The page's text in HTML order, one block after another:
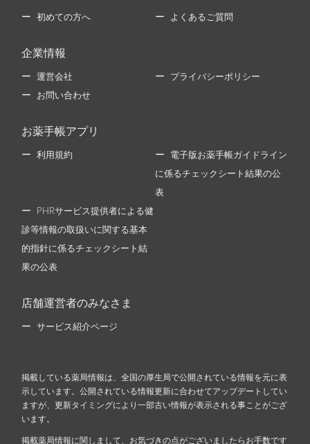
初めての方へ よくあるご質問
企業情報
運営会社 プライバシーポリシー
お問い合わせ
お薬手帳アプリ
利用規約 電子版お薬手帳ガイドライン
に係るチェックシート結果の公
表
PHRサービス提供者による健
診等情報の取扱いに関する基本
的指針に係るチェックシート結
果の公表
店舗運営者のみなさま
サービス紹介ページ
掲載している薬局情報は、全国の厚生局で公開されている情報を元に表
示しています。公開されている情報更新に合わせてアップデートしてい
ますが、更新タイミングにより一部古い情報が表示される事ことがござ
います。
掲載薬局情報に関しまして、お気づきの点がございましたらお手数です